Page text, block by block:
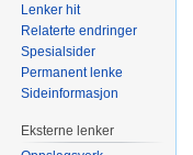
Lenker hit
Relaterte endringer
Spesialsider
Permanent lenke
Sideinformasjon
Eksterne lenker